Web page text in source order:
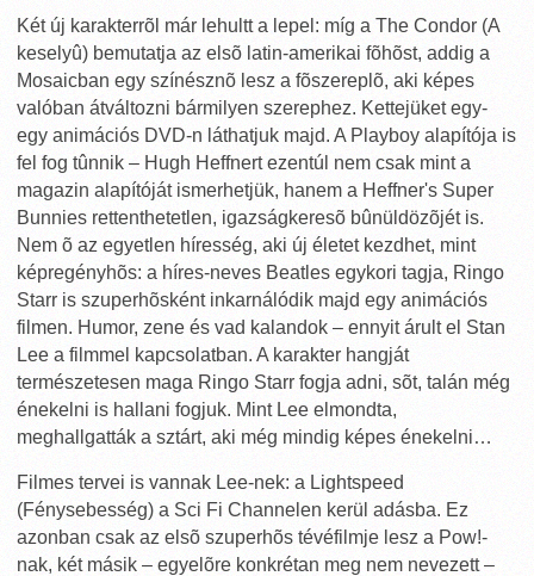
Két új karakterrõl már lehultt a lepel: míg a The Condor (A
keselyû) bemutatja az elsõ latin-amerikai fõhõst, addig a
Mosaicban egy színésznõ lesz a fõszereplõ, aki képes
valóban átváltozni bármilyen szerephez. Kettejüket egy-
egy animációs DVD-n láthatjuk majd. A Playboy alapítója is
fel fog tûnnik – Hugh Heffnert ezentúl nem csak mint a
magazin alapítóját ismerhetjük, hanem a Heffner's Super
Bunnies rettenthetetlen, igazságkeresõ bûnüldözõjét is.
Nem õ az egyetlen híresség, aki új életet kezdhet, mint
képregényhõs: a híres-neves Beatles egykori tagja, Ringo
Starr is szuperhõsként inkarnálódik majd egy animációs
filmen. Humor, zene és vad kalandok – ennyit árult el Stan
Lee a filmmel kapcsolatban. A karakter hangját
természetesen maga Ringo Starr fogja adni, sõt, talán még
énekelni is hallani fogjuk. Mint Lee elmondta,
meghallgatták a sztárt, aki még mindig képes énekelni…
Filmes tervei is vannak Lee-nek: a Lightspeed
(Fénysebesség) a Sci Fi Channelen kerül adásba. Ez
azonban csak az elsõ szuperhõs tévéfilmje lesz a Pow!-
nak, két másik – egyelõre konkrétan meg nem nevezett –